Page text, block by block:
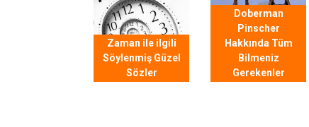
Zaman ile ilgili
Söylenmiş Güzel
Sözler
Doberman
Pinscher
Hakkında Tüm
Bilmeniz
Gerekenler